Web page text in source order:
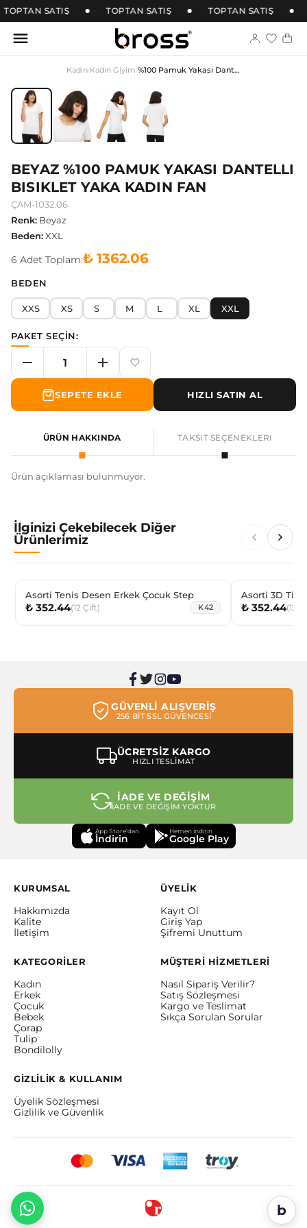
TOPTAN SATIŞ TOPTAN SATIŞ TOPTAN SATIŞ
Kadın›Kadın Giyim› %100 Pamuk Yakası Dantelli Bisiklet Yaka Kadın Fan
BEYAZ %100 PAMUK YAKASI DANTELLI
BISIKLET YAKA KADIN FAN
ÇAM-1032.06
Renk: Beyaz
Beden:XXL
6 Adet Toplam:₺ 1362.06
BEDEN
XXS XS S M L XL XXL
PAKET SEÇİN:
SEPETE EKLE HIZLI SATIN AL
ÜRÜN HAKKINDA TAKSIT SEÇENEKLERI
Ürün açıklaması bulunmuyor.
İlginizi Çekebilecek Diğer
Ürünlerimiz
Asorti Tenis Desen Erkek Çocuk Step
₺ 352.44(12 Çift) K42
Asorti 3D Tilki
Çocuk Dizaltı
₺ 352.44(12
GÜVENLİ ALIŞVERİŞ
256 BİT SSL GÜVENCESİ
ÜCRETSİZ KARGO
HIZLI TESLİMAT
İADE VE DEĞİŞİM
İADE VE DEĞİŞİM YOKTUR
App Store'dan
İndirin
Hemen indirin
Google Play
KURUMSAL
Hakkımızda
Kalite
İletişim
ÜYELİK
Kayıt Ol
Giriş Yap
Şifremi Unuttum
KATEGORİLER
Kadın
Erkek
Çocuk
Bebek
Çorap
Tulip
Bondilolly
MÜŞTERİ HİZMETLERİ
Nasıl Sipariş Verilir?
Satış Sözleşmesi
Kargo ve Teslimat
Sıkça Sorulan Sorular
GİZLİLİK & KULLANIM
Üyelik Sözleşmesi
Gizlilik ve Güvenlik
b